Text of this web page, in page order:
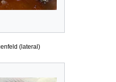
(lateral)